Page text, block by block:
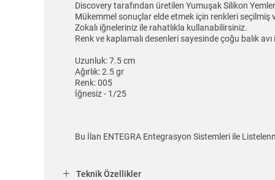
Discovery tarafından üretilen Yumuşak Silikon
Mükemmel sonuçlar elde etmek için renkleri seçilmiş
Zokalı iğneleriniz ile rahatlıkla kullanabilirsiniz.
Renk ve kaplamalı desenleri sayesinde çoğu balık avı
Uzunluk: 7.5 cm
Ağırlık: 2.5 gr
Renk: 005
İğnesiz - 1/25
Bu İlan ENTEGRA Entegrasyon Sistemleri ile
Teknik Özellikler